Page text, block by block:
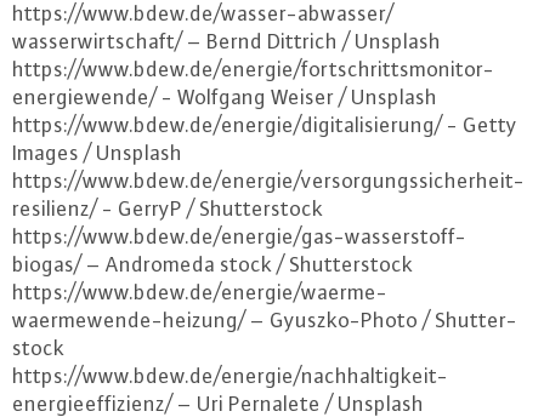
https://​www.​bdew.​de/​wasser-​abwasser/​
wasserwirtschaft/ – Bernd Dittrich / Unsplash
https://​www.​bdew.​de/​energie/​fortschrittsmonitor-​
energiewende/ - Wolfgang Weiser / Unsplash
https://​www.​bdew.​de/​energie/​digitalisierung/ - Getty
Images / Unsplash
https://​www.​bdew.​de/​energie/​ver​sorg​ungs​sich​erhe​it-​
resilienz/ - GerryP / Shut­ter­stock
https://​www.​bdew.​de/​energie/​gas-​wasserstoff-​
biogas/ – Andromeda stock / Shut­ter­stock
https://​www.​bdew.​de/​energie/​waerme-​
waermewende-​heizung/ – Gyusz­ko-Pho­to / Shut­ter­
stock
https://​www.​bdew.​de/​energie/​nachhaltigkeit-​
energieeffizienz/ – Uri Pernalete / Unsplash